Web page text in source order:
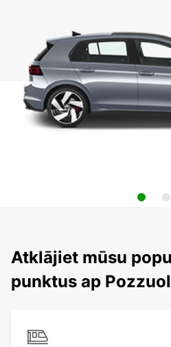
Atklājiet mūsu
punktus ap